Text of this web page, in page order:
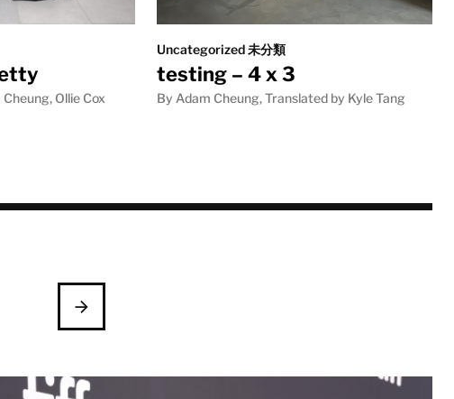
Ollie Cox
Uncategorized 未分類
testing – 4 x 3
By Adam Cheung, Translated by Kyle Tang